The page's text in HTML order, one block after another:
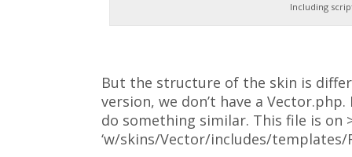
Including
But the structure of the skin is
version, we don’t have a
do something similar. This file is on
‘w/skins/Vector/includes/templates/